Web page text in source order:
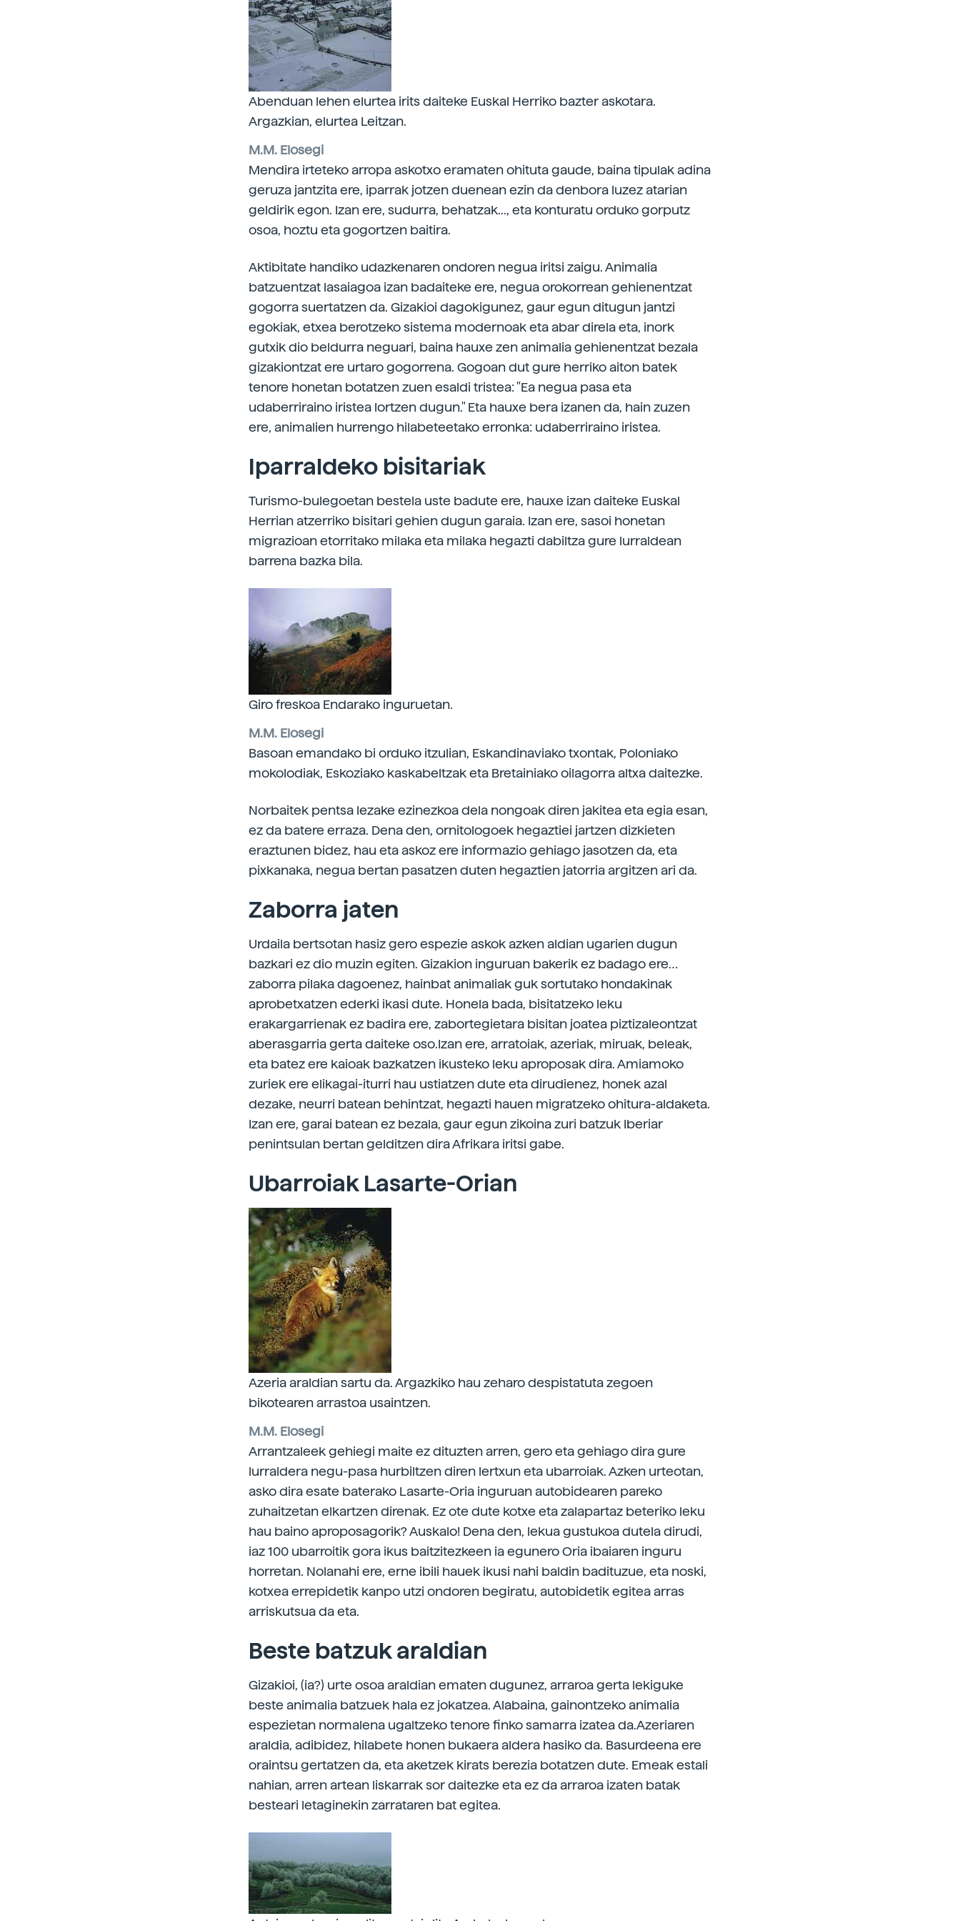
Abenduan lehen elurtea irits daiteke Euskal Herriko bazter askotara.
Argazkian, elurtea Leitzan.
M.M. Elosegi
Mendira irteteko arropa askotxo eramaten ohituta gaude, baina tipulak adina
geruza jantzita ere, iparrak jotzen duenean ezin da denbora luzez atarian
geldirik egon. Izan ere, sudurra, behatzak..., eta konturatu orduko gorputz
osoa, hoztu eta gogortzen baitira.
Aktibitate handiko udazkenaren ondoren negua iritsi zaigu. Animalia
batzuentzat lasaiagoa izan badaiteke ere, negua orokorrean gehienentzat
gogorra suertatzen da. Gizakioi dagokigunez, gaur egun ditugun jantzi
egokiak, etxea berotzeko sistema modernoak eta abar direla eta, inork
gutxik dio beldurra neguari, baina hauxe zen animalia gehienentzat bezala
gizakiontzat ere urtaro gogorrena. Gogoan dut gure herriko aiton batek
tenore honetan botatzen zuen esaldi tristea: "Ea negua pasa eta
udaberriraino iristea lortzen dugun." Eta hauxe bera izanen da, hain zuzen
ere, animalien hurrengo hilabeteetako erronka: udaberriraino iristea.
Iparraldeko bisitariak
Turismo-bulegoetan bestela uste badute ere, hauxe izan daiteke Euskal
Herrian atzerriko bisitari gehien dugun garaia. Izan ere, sasoi honetan
migrazioan etorritako milaka eta milaka hegazti dabiltza gure lurraldean
barrena bazka bila.
Giro freskoa Endarako inguruetan.
M.M. Elosegi
Basoan emandako bi orduko itzulian, Eskandinaviako txontak, Poloniako
mokolodiak, Eskoziako kaskabeltzak eta Bretainiako oilagorra altxa daitezke.
Norbaitek pentsa lezake ezinezkoa dela nongoak diren jakitea eta egia esan,
ez da batere erraza. Dena den, ornitologoek hegaztiei jartzen dizkieten
eraztunen bidez, hau eta askoz ere informazio gehiago jasotzen da, eta
pixkanaka, negua bertan pasatzen duten hegaztien jatorria argitzen ari da.
Zaborra jaten
Urdaila bertsotan hasiz gero espezie askok azken aldian ugarien dugun
bazkari ez dio muzin egiten. Gizakion inguruan bakerik ez badago ere…
zaborra pilaka dagoenez, hainbat animaliak guk sortutako hondakinak
aprobetxatzen ederki ikasi dute. Honela bada, bisitatzeko leku
erakargarrienak ez badira ere, zabortegietara bisitan joatea piztizaleontzat
aberasgarria gerta daiteke oso.Izan ere, arratoiak, azeriak, miruak, beleak,
eta batez ere kaioak bazkatzen ikusteko leku aproposak dira. Amiamoko
zuriek ere elikagai-iturri hau ustiatzen dute eta dirudienez, honek azal
dezake, neurri batean behintzat, hegazti hauen migratzeko ohitura-aldaketa.
Izan ere, garai batean ez bezala, gaur egun zikoina zuri batzuk Iberiar
penintsulan bertan gelditzen dira Afrikara iritsi gabe.
Ubarroiak Lasarte-Orian
Azeria araldian sartu da. Argazkiko hau zeharo despistatuta zegoen
bikotearen arrastoa usaintzen.
M.M. Elosegi
Arrantzaleek gehiegi maite ez dituzten arren, gero eta gehiago dira gure
lurraldera negu-pasa hurbiltzen diren lertxun eta ubarroiak. Azken urteotan,
asko dira esate baterako Lasarte-Oria inguruan autobidearen pareko
zuhaitzetan elkartzen direnak. Ez ote dute kotxe eta zalapartaz beteriko leku
hau baino aproposagorik? Auskalo! Dena den, lekua gustukoa dutela dirudi,
iaz 100 ubarroitik gora ikus baitzitezkeen ia egunero Oria ibaiaren inguru
horretan. Nolanahi ere, erne ibili hauek ikusi nahi baldin badituzue, eta noski,
kotxea errepidetik kanpo utzi ondoren begiratu, autobidetik egitea arras
arriskutsua da eta.
Beste batzuk araldian
Gizakioi, (ia?) urte osoa araldian ematen dugunez, arraroa gerta lekiguke
beste animalia batzuek hala ez jokatzea. Alabaina, gainontzeko animalia
espezietan normalena ugaltzeko tenore finko samarra izatea da.Azeriaren
araldia, adibidez, hilabete honen bukaera aldera hasiko da. Basurdeena ere
oraintsu gertatzen da, eta aketzek kirats berezia botatzen dute. Emeak estali
nahian, arren artean liskarrak sor daitezke eta ez da arraroa izaten batak
besteari letaginekin zarrataren bat egitea.